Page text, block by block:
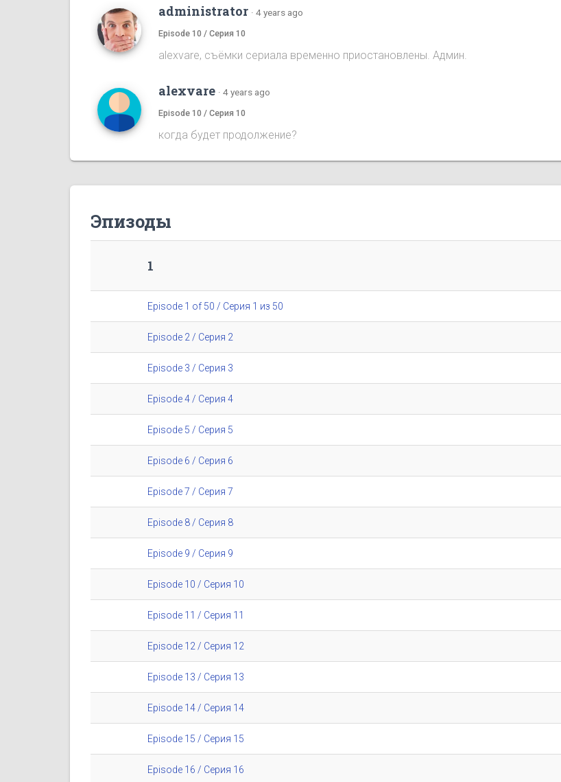
administrator · 4 years ago
Episode 10 / Серия 10
alexvare, съёмки сериала временно приостановлены. Админ.
alexvare · 4 years ago
Episode 10 / Серия 10
когда будет продолжение?
Эпизоды
1
Episode 1 of 50 / Серия 1 из 50
Episode 2 / Серия 2
Episode 3 / Серия 3
Episode 4 / Серия 4
Episode 5 / Серия 5
Episode 6 / Серия 6
Episode 7 / Серия 7
Episode 8 / Серия 8
Episode 9 / Серия 9
Episode 10 / Серия 10
Episode 11 / Серия 11
Episode 12 / Серия 12
Episode 13 / Серия 13
Episode 14 / Серия 14
Episode 15 / Серия 15
Episode 16 / Серия 16